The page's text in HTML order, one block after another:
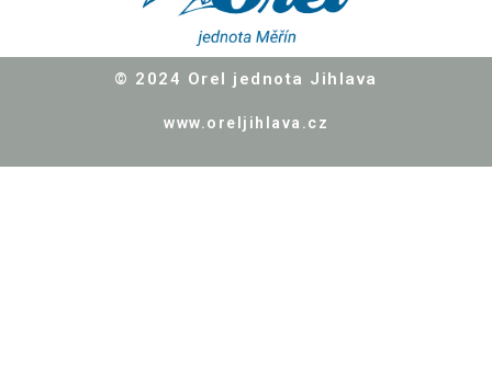
© 2024 Orel jednota Jihlava
www.oreljihlava.cz